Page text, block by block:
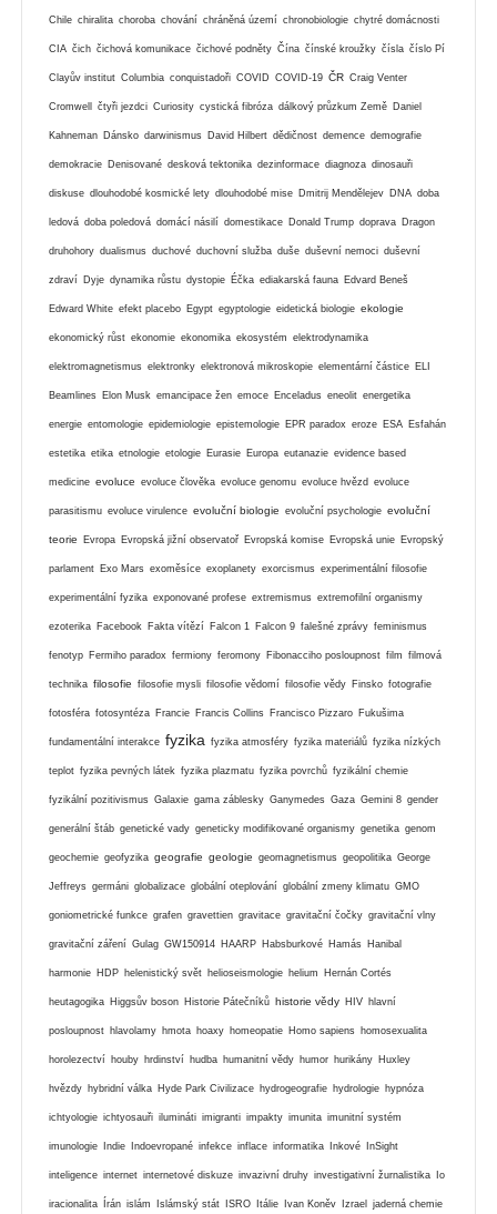
Chile chiralita choroba chování chráněná území chronobiologie chytré domácnosti
CIA čich čichová komunikace čichové podněty Čína čínské kroužky čísla číslo Pí
Clayův institut Columbia conquistadoři COVID COVID-19 ČR Craig Venter
Cromwell čtyři jezdci Curiosity cystická fibróza dálkový průzkum Země Daniel
Kahneman Dánsko darwinismus David Hilbert dědičnost demence demografie
demokracie Denisované desková tektonika dezinformace diagnoza dinosauři
diskuse dlouhodobé kosmické lety dlouhodobé mise Dmitrij Mendělejev DNA doba
ledová doba poledová domácí násilí domestikace Donald Trump doprava Dragon
druhohory dualismus duchové duchovní služba duše duševní nemoci duševní
zdraví Dyje dynamika růstu dystopie Éčka ediakarská fauna Edvard Beneš
Edward White efekt placebo Egypt egyptologie eidetická biologie ekologie
ekonomický růst ekonomie ekonomika ekosystém elektrodynamika
elektromagnetismus elektronky elektronová mikroskopie elementární částice ELI
Beamlines Elon Musk emancipace žen emoce Enceladus eneolit energetika
energie entomologie epidemiologie epistemologie EPR paradox eroze ESA Esfahán
estetika etika etnologie etologie Eurasie Europa eutanazie evidence based
medicine evoluce evoluce člověka evoluce genomu evoluce hvězd evoluce
parasitismu evoluce virulence evoluční biologie evoluční psychologie evoluční
teorie Evropa Evropská jižní observatoř Evropská komise Evropská unie Evropský
parlament Exo Mars exoměsíce exoplanety exorcismus experimentální filosofie
experimentální fyzika exponované profese extremismus extremofilní organismy
ezoterika Facebook Fakta vítězí Falcon 1 Falcon 9 falešné zprávy feminismus
fenotyp Fermiho paradox fermiony feromony Fibonacciho posloupnost film filmová
technika filosofie filosofie mysli filosofie vědomí filosofie vědy Finsko fotografie
fotosféra fotosyntéza Francie Francis Collins Francisco Pizzaro Fukušima
fundamentální interakce fyzika fyzika atmosféry fyzika materiálů fyzika nízkých
teplot fyzika pevných látek fyzika plazmatu fyzika povrchů fyzikální chemie
fyzikální pozitivismus Galaxie gama záblesky Ganymedes Gaza Gemini 8 gender
generální štáb genetické vady geneticky modifikované organismy genetika genom
geochemie geofyzika geografie geologie geomagnetismus geopolitika George
Jeffreys germáni globalizace globální oteplování globální zmeny klimatu GMO
goniometrické funkce grafen gravettien gravitace gravitační čočky gravitační vlny
gravitační záření Gulag GW150914 HAARP Habsburkové Hamás Hanibal
harmonie HDP helenistický svět helioseismologie helium Hernán Cortés
heutagogika Higgsův boson Historie Pátečníků historie vědy HIV hlavní
posloupnost hlavolamy hmota hoaxy homeopatie Homo sapiens homosexualita
horolezectví houby hrdinství hudba humanitní vědy humor hurikány Huxley
hvězdy hybridní válka Hyde Park Civilizace hydrogeografie hydrologie hypnóza
ichtyologie ichtyosauři ilumináti imigranti impakty imunita imunitní systém
imunologie Indie Indoevropané infekce inflace informatika Inkové InSight
inteligence internet internetové diskuze invazivní druhy investigativní žurnalistika Io
iracionalita Írán islám Islámský stát ISRO Itálie Ivan Koněv Izrael jaderná chemie